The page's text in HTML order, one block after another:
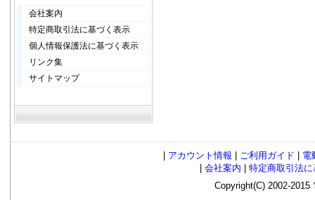
会社案内
特定商取引法に基づく表示
個人情報保護法に基づく表示
リンク集
サイトマップ
アカウント情報 ご利用ガイド
電
会社案内
特定商取引法
Copyright(C) 2002-